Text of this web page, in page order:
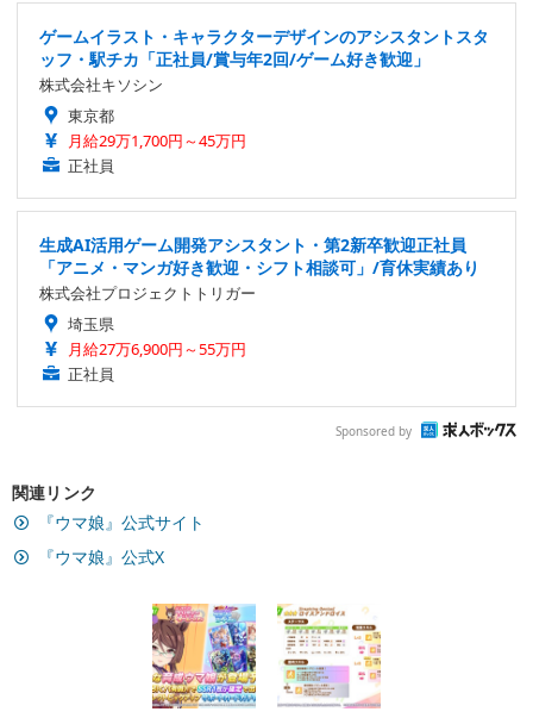
ゲームイラスト・キャラクターデザインのアシスタントスタ
ッフ・駅チカ「正社員/賞与年2回/ゲーム好き歓迎」
株式会社キソシン
東京都
月給29万1,700円～45万円
正社員
生成AI活用ゲーム開発アシスタント・第2新卒歓迎正社員
「アニメ・マンガ好き歓迎・シフト相談可」/育休実績あり
株式会社プロジェクトトリガー
埼玉県
月給27万6,900円～55万円
正社員
Sponsored by
関連リンク
『ウマ娘』公式サイト
『ウマ娘』公式X